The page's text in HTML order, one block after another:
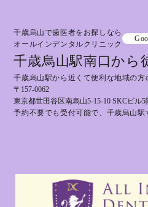
千歳烏山で歯医者をお探しなら
オールインデンタルクリニック
千歳烏山駅南口から
千歳烏山駅から近くて便利な地域の方
〒157-0062
東京都世田谷区南烏山5-15-10 SKCビル5
予約不要でも受付可能で、千歳烏山駅